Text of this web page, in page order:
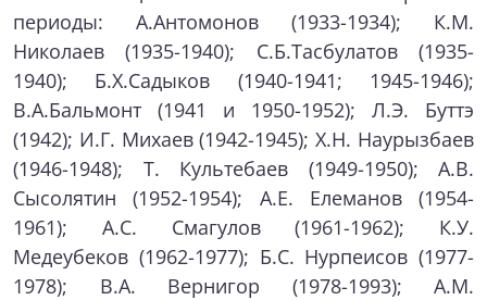
периоды: А.Антомонов (1933-1934); К.М.
Николаев (1935-1940); С.Б.Тасбулатов (1935-
1940); Б.Х.Садыков (1940-1941; 1945-1946);
В.А.Бальмонт (1941 и 1950-1952); Л.Э. Буттэ
(1942); И.Г. Михаев (1942-1945); Х.Н. Наурызбаев
(1946-1948); Т. Культебаев (1949-1950); А.В.
Сысолятин (1952-1954); А.Е. Елеманов (1954-
1961); А.С. Смагулов (1961-1962); К.У.
Медеубеков (1962-1977); Б.С. Нурпеисов (1977-
1978); В.А. Вернигор (1978-1993); A.M.